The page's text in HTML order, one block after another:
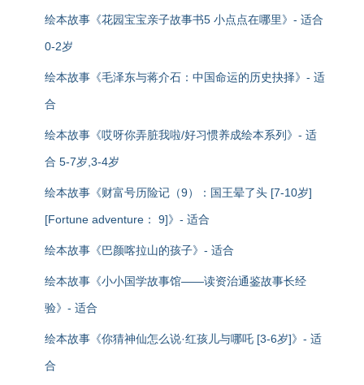
绘本故事《花园宝宝亲子故事书5 小点点在哪里》- 适合
0-2岁
绘本故事《毛泽东与蒋介石：中国命运的历史抉择》- 适
合
绘本故事《哎呀你弄脏我啦/好习惯养成绘本系列》- 适
合 5-7岁,3-4岁
绘本故事《财富号历险记（9）：国王晕了头 [7-10岁]
[Fortune adventure： 9]》- 适合
绘本故事《巴颜喀拉山的孩子》- 适合
绘本故事《小小国学故事馆——读资治通鉴故事长经
验》- 适合
绘本故事《你猜神仙怎么说·红孩儿与哪吒 [3-6岁]》- 适
合